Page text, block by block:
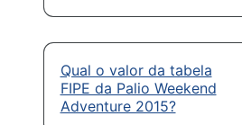
Qual o valor da tabela
FIPE da Palio Weekend
Adventure 2015?